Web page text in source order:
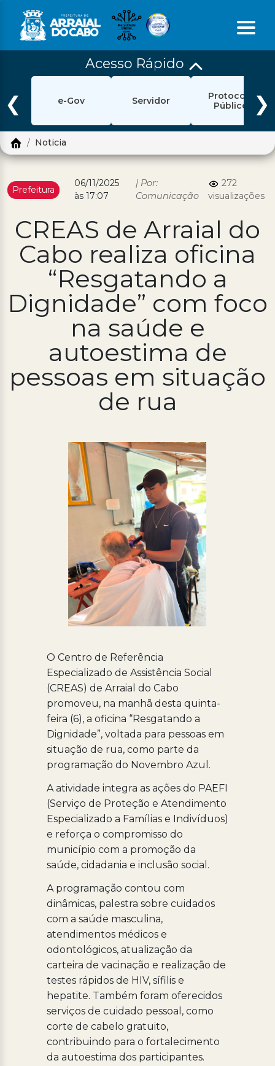
Início
Ouvidoria
Pesquisar
Política de Privacidade
Prefeitura
Diário Oficial
Processo Seletivo
Concursos
Ouvidoria | e-Sic
Acesso Institucional
Cursos
Programas
Acesso Rápido
❮ e-Gov Servidor
Protocolo
Público
❯
Noticia
Prefeitura
06/11/2025
às 17:07
| Por:
Comunicação
272
visualizações
CREAS de Arraial do
Cabo realiza oficina
“Resgatando a
Dignidade” com foco
na saúde e
autoestima de
pessoas em situação
de rua
O Centro de Referência
Especializado de Assistência Social
(CREAS) de Arraial do Cabo
promoveu, na manhã desta quinta-
feira (6), a oficina “Resgatando a
Dignidade”, voltada para pessoas em
situação de rua, como parte da
programação do Novembro Azul.
A atividade integra as ações do PAEFI
(Serviço de Proteção e Atendimento
Especializado a Famílias e Indivíduos)
e reforça o compromisso do
município com a promoção da
saúde, cidadania e inclusão social.
A programação contou com
dinâmicas, palestra sobre cuidados
com a saúde masculina,
atendimentos médicos e
odontológicos, atualização da
carteira de vacinação e realização de
testes rápidos de HIV, sífilis e
hepatite. Também foram oferecidos
serviços de cuidado pessoal, como
corte de cabelo gratuito,
contribuindo para o fortalecimento
da autoestima dos participantes.